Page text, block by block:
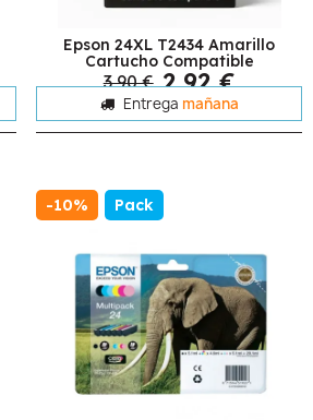
Epson 24XL T2434 Amarillo
Cartucho Compatible
3,90 € 2,92 €
Entrega mañana
-10% Pack